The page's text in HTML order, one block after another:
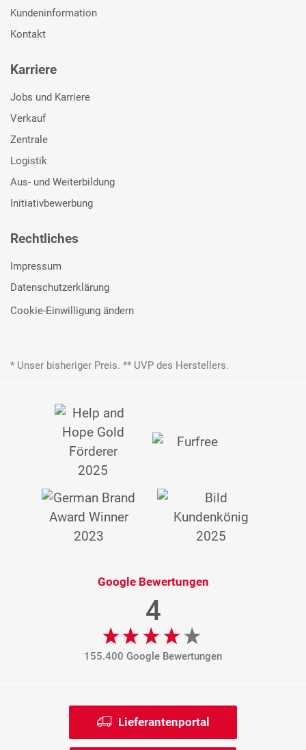
Kundeninformation
Kontakt
Karriere
Jobs und Karriere
Verkauf
Zentrale
Logistik
Aus- und Weiterbildung
Initiativbewerbung
Rechtliches
Impressum
Datenschutzerklärung
Cookie-Einwilligung ändern
* Unser bisheriger Preis. ** UVP des Herstellers.
Google Bewertungen
4
155.400 Google Bewertungen
Lieferantenportal